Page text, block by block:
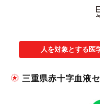
人を対象とする医
三重県赤十字血液